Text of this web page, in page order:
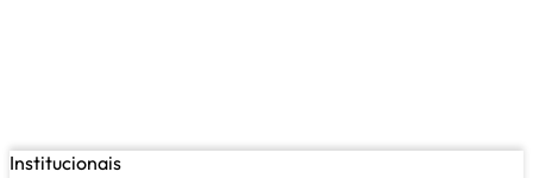
Institucionais